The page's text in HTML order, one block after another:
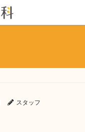
スタッフ